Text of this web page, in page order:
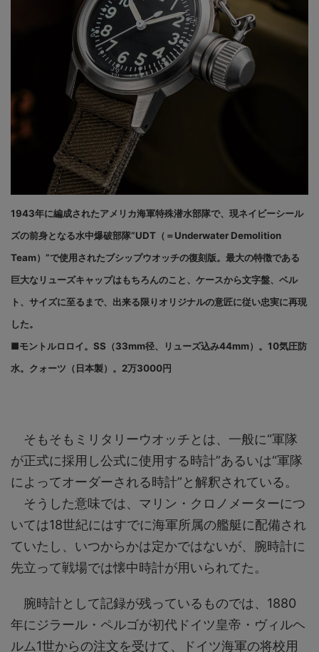
1943年に編成されたアメリカ海軍特殊潜水部隊で、現ネイビーシール
ズの前身となる水中爆破部隊“UDT（＝Underwater Demolition
Team）”で使用されたブシップウオッチの復刻版。最大の特徴である
巨大なリューズキャップはもちろんのこと、ケースから文字盤、ベル
ト、サイズに至るまで、出来る限りオリジナルの意匠に従い忠実に再現
した。
■モントルロロイ。SS（33mm径、リューズ込み44mm）。10気圧防
水。クォーツ（日本製）。2万3000円
そもそもミリタリーウオッチとは、一般に“軍隊
が正式に採用し公式に使用する時計”あるいは“軍隊
によってオーダーされる時計”と解釈されている。
そうした意味では、マリン・クロノメーターにつ
いては18世紀にはすでに海軍所属の艦艇に配備され
ていたし、いつからかは定かではないが、腕時計に
先立って戦場では懐中時計が用いられてた。
腕時計として記録が残っているものでは、1880
年にジラール・ペルゴが初代ドイツ皇帝・ヴィルヘ
ルム1世からの注文を受けて、ドイツ海軍の将校用